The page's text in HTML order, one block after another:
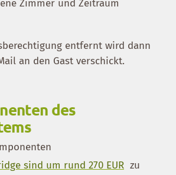
Zimmer und Zeitraum
entfernt wird dann
an den Gast verschickt.
des
sind um rund 270 EUR zu